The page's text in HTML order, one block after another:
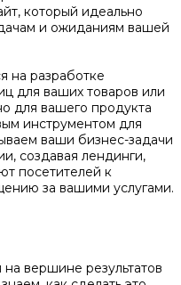
который идеально
и ожиданиям вашей
на разработке
для ваших товаров или
для вашего продукта
инструментом для
ваши бизнес-задачи
создавая лендинги,
посетителей к
за вашими услугами.
вершине результатов